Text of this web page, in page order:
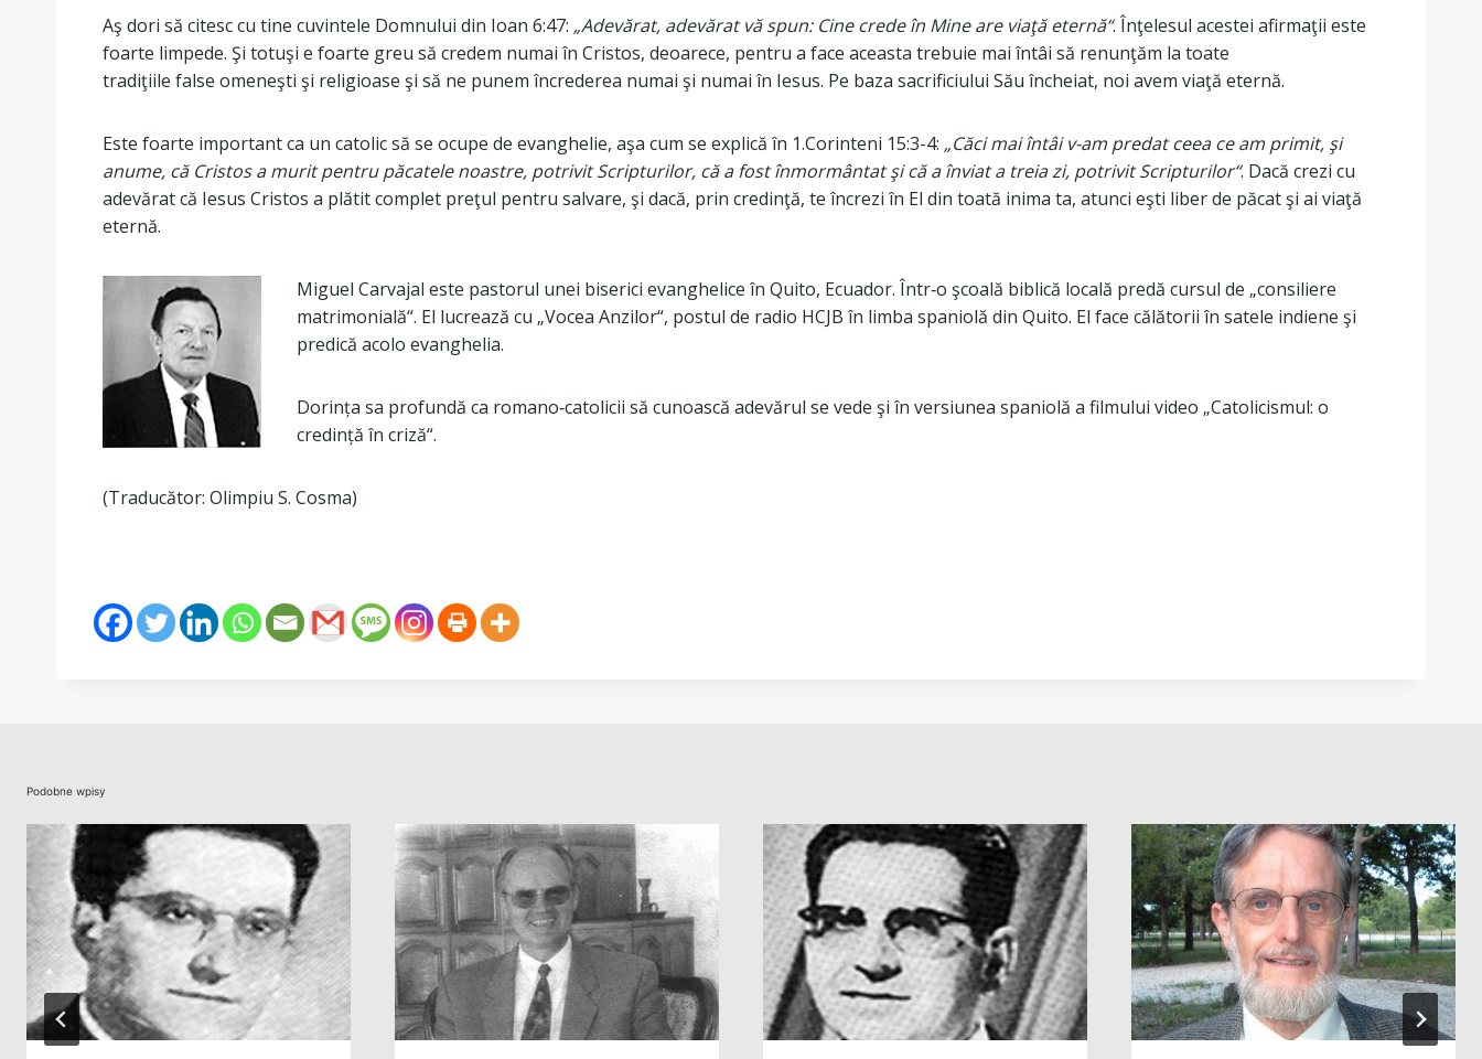
Aş dori să citesc cu tine cuvintele Domnului din Ioan 6:47: „Adevărat, adevărat vă spun: Cine crede în Mine are viaţă eternă“. Înţelesul acestei afirmaţii este
foarte limpede. Şi totuşi e foarte greu să credem numai în Cristos, deoarece, pentru a face aceasta trebuie mai întâi să renunţăm la toate
tradiţiile false omeneşti şi religioase şi să ne punem încrederea numai şi numai în Iesus. Pe baza sacrificiului Său încheiat, noi avem viaţă eternă.
Este foarte important ca un catolic să se ocupe de evanghelie, aşa cum se explică în 1.Corinteni 15:3-4: „Căci mai întâi v-am predat ceea ce am primit, şi
anume, că Cristos a murit pentru păcatele noastre, potrivit Scripturilor, că a fost înmormântat şi că a înviat a treia zi, potrivit Scripturilor“. Dacă crezi cu
adevărat că Iesus Cristos a plătit complet preţul pentru salvare, şi dacă, prin credinţă, te încrezi în El din toată inima ta, atunci eşti liber de păcat şi ai viaţă
eternă.
Miguel Carvajal este pastorul unei biserici evanghelice în Quito, Ecuador. Într‐o şcoală biblică locală predă cursul de „consiliere
matrimonială“. El lucrează cu „Vocea Anzilor“, postul de radio HCJB în limba spaniolă din Quito. El face călătorii în satele indiene şi
predică acolo evanghelia.
Dorința sa profundă ca romano‐catolicii să cunoască adevărul se vede şi în versiunea spaniolă a filmului video „Catolicismul: o
credință în criză“.
(Traducător: Olimpiu S. Cosma)
Podobne wpisy